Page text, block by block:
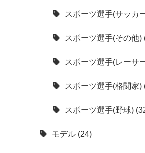
スポーツ選手(サッカ
スポーツ選手(その他)
スポーツ選手(レーサ
スポーツ選手(格闘家)
スポーツ選手(野球)
モデル (24)